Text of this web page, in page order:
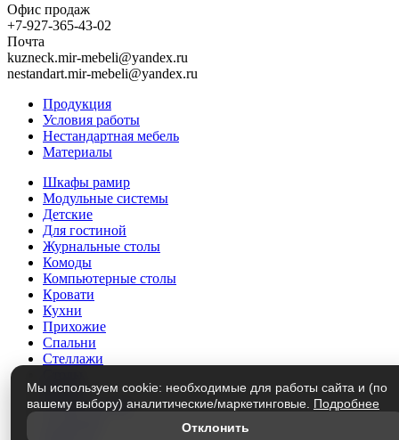
Офис продаж
+7-927-365-43-02
Почта
kuzneck.mir-mebeli@yandex.ru
nestandart.mir-mebeli@yandex.ru
Продукция
Условия работы
Нестандартная мебель
Материалы
Шкафы рамир
Модульные системы
Детские
Для гостиной
Журнальные столы
Комоды
Компьютерные столы
Кровати
Кухни
Прихожие
Спальни
Стеллажи
Трюмо
Тумбы под ТВ
Мы используем cookie: необходимые для работы сайта и (по
вашему выбору) аналитические/маркетинговые. Подробнее
Отклонить